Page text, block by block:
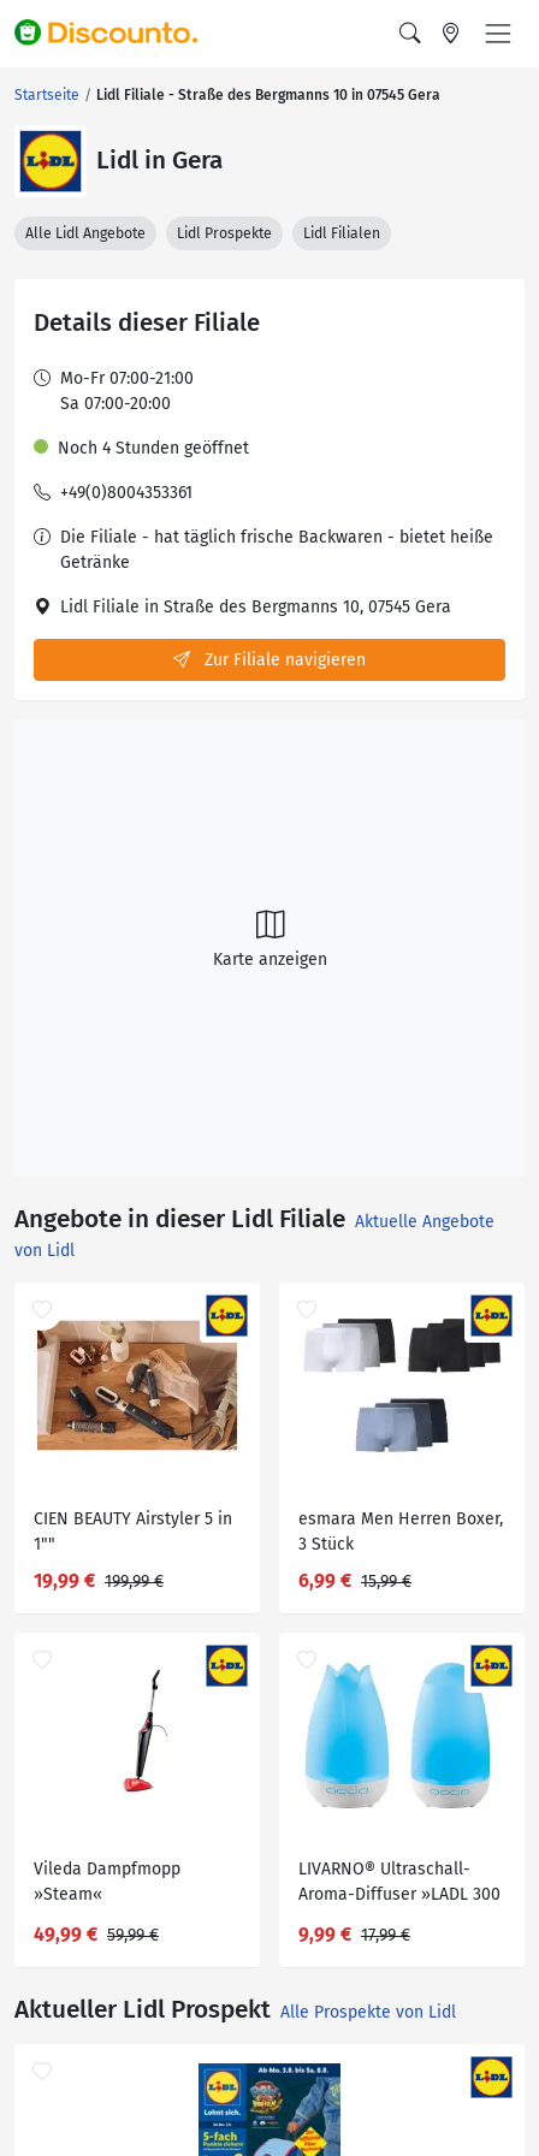
Startseite Lidl Filiale - Straße des Bergmanns 10 in 07545 Gera
Lidl in Gera
Alle Lidl Angebote Lidl Prospekte Lidl Filialen
Details dieser Filiale
Mo-Fr 07:00-21:00
Sa 07:00-20:00
Noch 4 Stunden geöffnet
+49(0)8004353361
Die Filiale - hat täglich frische Backwaren - bietet heiße
Getränke
Lidl Filiale in Straße des Bergmanns 10, 07545 Gera
Zur Filiale navigieren
Karte anzeigen
Angebote in dieser Lidl Filiale Aktuelle Angebote
von Lidl
CIEN BEAUTY Airstyler 5 in
1""
19,99 € 199,99 €
esmara Men Herren Boxer,
3 Stück
6,99 € 15,99 €
Vileda Dampfmopp
»Steam«
49,99 € 59,99 €
LIVARNO® Ultraschall-
Aroma-Diffuser »LADL 300
9,99 € 17,99 €
Aktueller Lidl Prospekt Alle Prospekte von Lidl